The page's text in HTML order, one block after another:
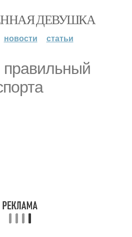
ДЕВУШКА
новости статьи
правильный